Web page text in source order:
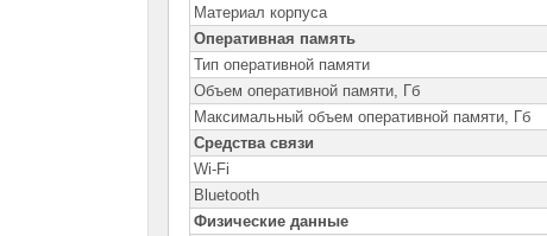
Материал корпуса
Оперативная память
Тип оперативной памяти
Объем оперативной памяти, Гб
Максимальный объем оперативной памяти, Гб
Средства связи
Wi-Fi
Bluetooth
Физические данные